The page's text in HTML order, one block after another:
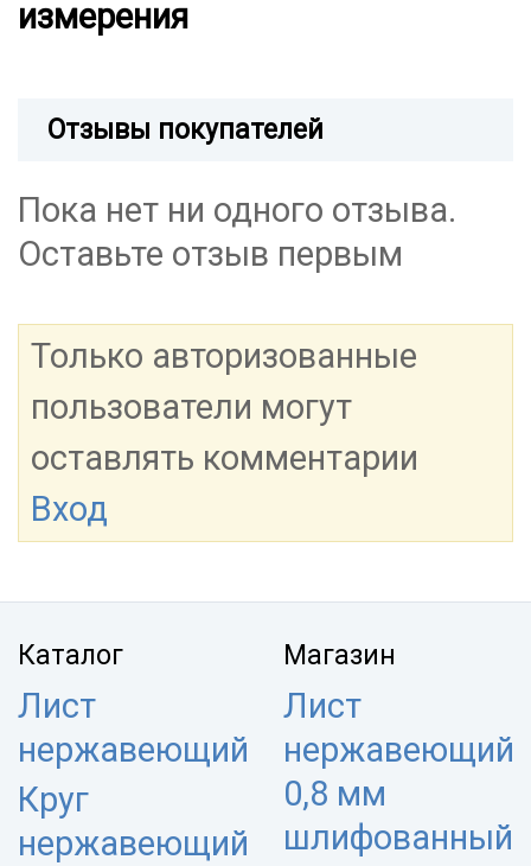
измерения
Отзывы покупателей
Пока нет ни одного отзыва.
Оставьте отзыв первым
Только авторизованные
пользователи могут
оставлять комментарии
Вход
Каталог
Лист
нержавеющий
Круг
нержавеющий
Магазин
Лист
нержавеющий
0,8 мм
шлифованный